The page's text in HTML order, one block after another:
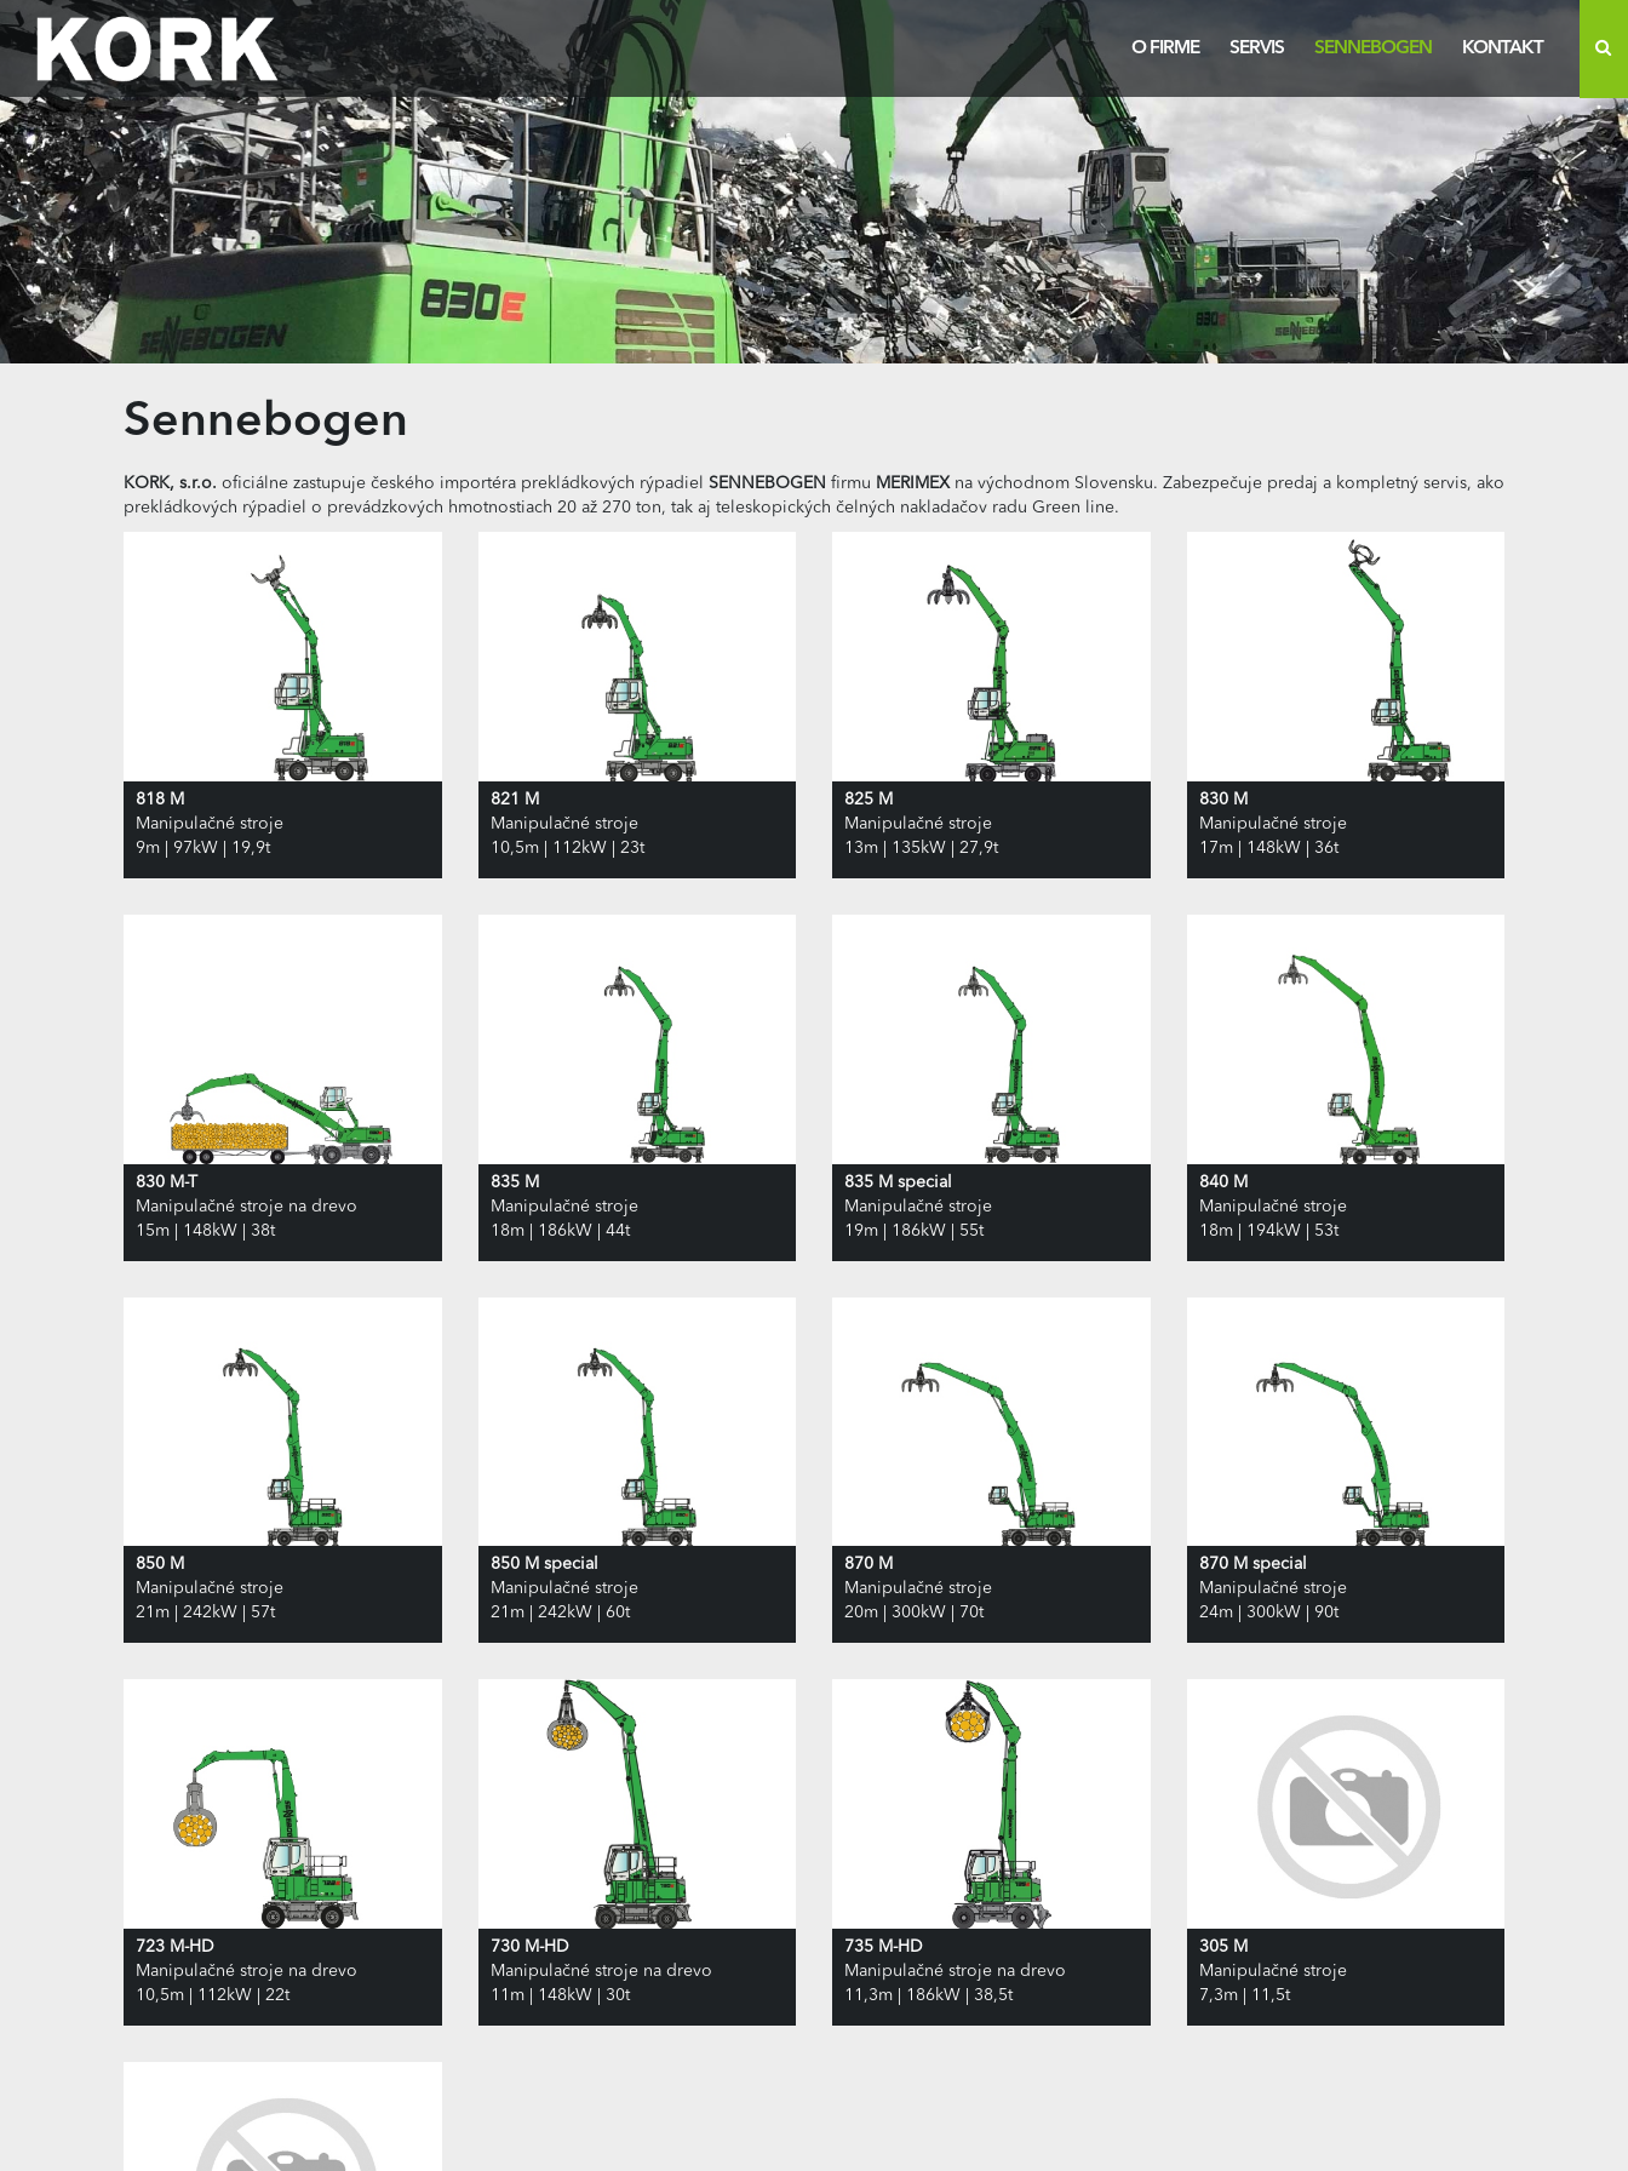
O FIRME SERVIS SENNEBOGEN KONTAKT
Sennebogen
KORK, s.r.o. oficiálne zastupuje českého importéra prekládkových rýpadiel SENNEBOGEN firmu MERIMEX na východnom Slovensku. Zabezpečuje predaj a kompletný servis, ako
prekládkových rýpadiel o prevádzkových hmotnostiach 20 až 270 ton, tak aj teleskopických čelných nakladačov radu Green line.
818 M
Manipulačné stroje
9m | 97kW | 19,9t
821 M
Manipulačné stroje
10,5m | 112kW | 23t
825 M
Manipulačné stroje
13m | 135kW | 27,9t
830 M
Manipulačné stroje
17m | 148kW | 36t
830 M-T
Manipulačné stroje na drevo
15m | 148kW | 38t
835 M
Manipulačné stroje
18m | 186kW | 44t
835 M special
Manipulačné stroje
19m | 186kW | 55t
840 M
Manipulačné stroje
18m | 194kW | 53t
850 M
Manipulačné stroje
21m | 242kW | 57t
850 M special
Manipulačné stroje
21m | 242kW | 60t
870 M
Manipulačné stroje
20m | 300kW | 70t
870 M special
Manipulačné stroje
24m | 300kW | 90t
723 M-HD
Manipulačné stroje na drevo
10,5m | 112kW | 22t
730 M-HD
Manipulačné stroje na drevo
11m | 148kW | 30t
735 M-HD
Manipulačné stroje na drevo
11,3m | 186kW | 38,5t
305 M
Manipulačné stroje
7,3m | 11,5t